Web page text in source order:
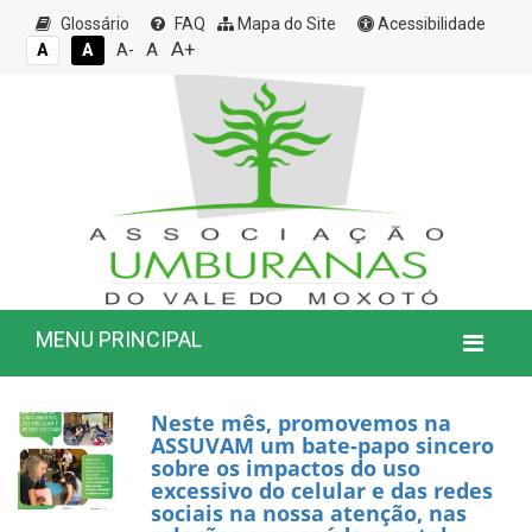
Glossário FAQ Mapa do Site
Acessibilidade
A
A A- A A+
MENU PRINCIPAL
Neste mês, promovemos na
ASSUVAM um bate-papo sincero
sobre os impactos do uso
excessivo do celular e das redes
sociais na nossa atenção, nas